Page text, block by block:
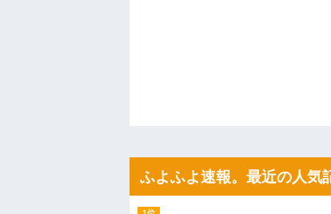
私「ちょっと、人の家の金庫触ら
たから、開けてみようとしただけ☆
私「初めて飲む味だけどなんのお
wwwwwwwwwwww
【悲報】佐藤輝明・・・２軍でも
ふよふよ速報。最近の人気